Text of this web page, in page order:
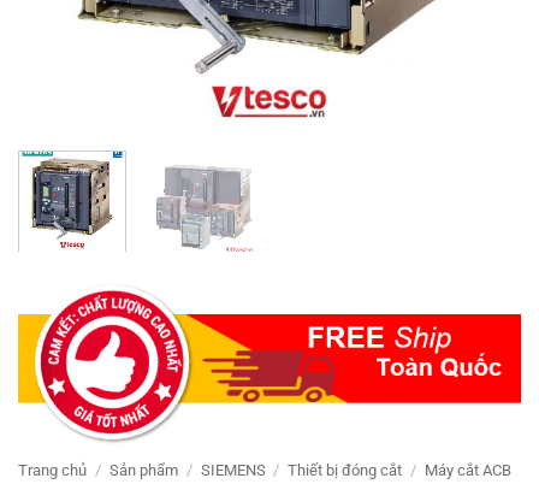
Trang chủ / Sản phẩm / SIEMENS / Thiết bị đóng cắt / Máy cắt ACB